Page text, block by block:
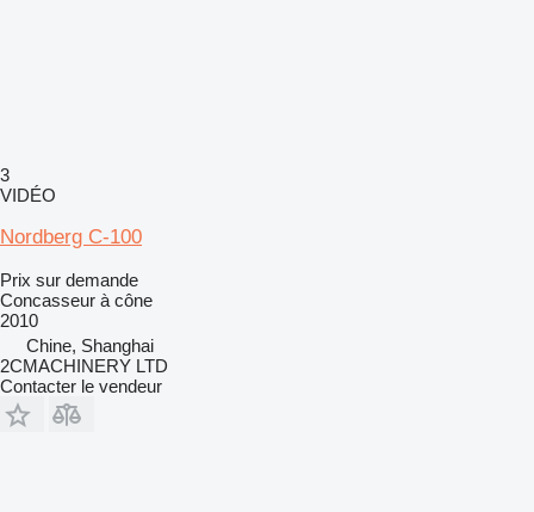
3
VIDÉO
Nordberg C-100
Prix sur demande
Concasseur à cône
2010
Chine, Shanghai
2CMACHINERY LTD
Contacter le vendeur